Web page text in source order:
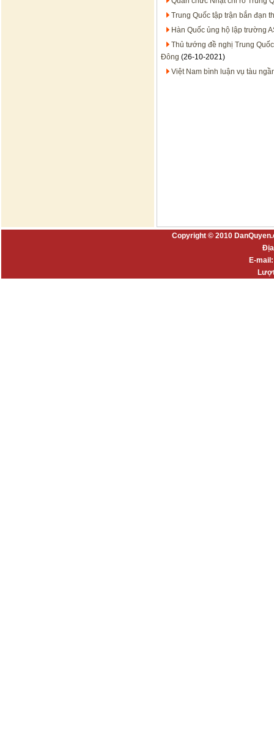
Trung Quốc tập trận bắn đạn
Hàn Quốc ủng hộ lập trường
Thủ tướng đề nghị Trung
Đông (26-10-2021)
Việt Nam bình luận vụ tàu
Copyright © 2010
E-